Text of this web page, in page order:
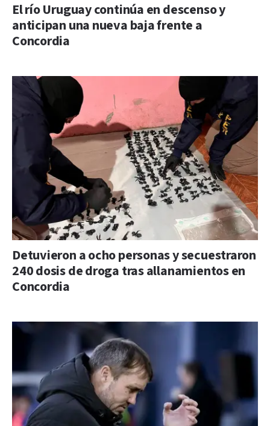
El río Uruguay continúa en descenso y
anticipan una nueva baja frente a
Concordia
Detuvieron a ocho personas y secuestraron
240 dosis de droga tras allanamientos en
Concordia